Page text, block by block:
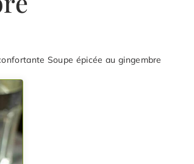
Soupe épicée au gingembre